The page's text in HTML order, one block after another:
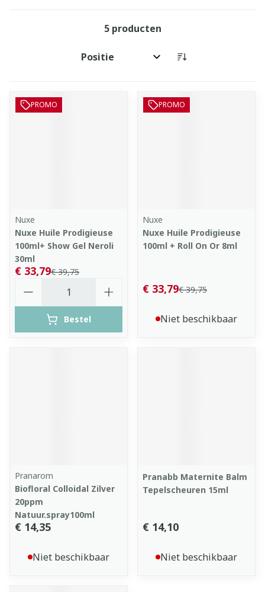
5producten
Sorteer op:
PROMO
Nuxe
Nuxe Huile Prodigieuse
100ml+ Show Gel Neroli
30ml
€ 39,75
€ 33,79
Bestel
PROMO
Nuxe
Nuxe Huile Prodigieuse
100ml + Roll On Or 8ml
€ 39,75
€ 33,79
Niet beschikbaar
Pranarom
Biofloral Colloidal Zilver
20ppm
Natuur.spray100ml
€ 14,35
Niet beschikbaar
Pranabb Maternite Balm
Tepelscheuren 15ml
€ 14,10
Niet beschikbaar